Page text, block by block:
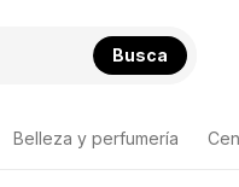
Busca
Belleza y perfumería